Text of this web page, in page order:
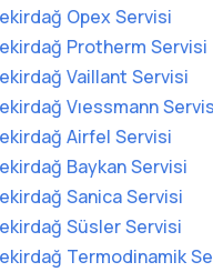
Opex Servisi
Protherm Servisi
Vaillant Servisi
Vıessmann
Airfel Servisi
Baykan Servisi
Sanica Servisi
Süsler Servisi
Termodinamik